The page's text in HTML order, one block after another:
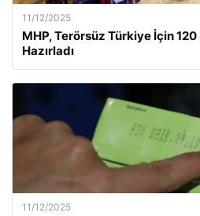
11/12/2025
MHP, Terörsüz Türkiye İçin 120
Hazırladı
11/12/2025